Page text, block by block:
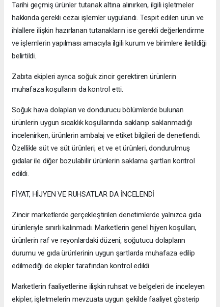
Tarihi geçmiş ürünler tutanak altına alınırken, ilgili işletmeler
hakkında gerekli cezai işlemler uygulandı. Tespit edilen ürün ve
ihlallere ilişkin hazırlanan tutanakların ise gerekli değerlendirme
ve işlemlerin yapılması amacıyla ilgili kurum ve birimlere iletildiği
belirtildi.
Zabıta ekipleri ayrıca soğuk zincir gerektiren ürünlerin
muhafaza koşullarını da kontrol etti.
Soğuk hava dolapları ve dondurucu bölümlerde bulunan
ürünlerin uygun sıcaklık koşullarında saklanıp saklanmadığı
incelenirken, ürünlerin ambalaj ve etiket bilgileri de denetlendi.
Özellikle süt ve süt ürünleri, et ve et ürünleri, dondurulmuş
gıdalar ile diğer bozulabilir ürünlerin saklama şartları kontrol
edildi.
FİYAT, HİJYEN VE RUHSATLAR DA İNCELENDİ
Zincir marketlerde gerçekleştirilen denetimlerde yalnızca gıda
ürünleriyle sınırlı kalınmadı. Marketlerin genel hijyen koşulları,
ürünlerin raf ve reyonlardaki düzeni, soğutucu dolapların
durumu ve gıda ürünlerinin uygun şartlarda muhafaza edilip
edilmediği de ekipler tarafından kontrol edildi.
Marketlerin faaliyetlerine ilişkin ruhsat ve belgeleri de inceleyen
ekipler, işletmelerin mevzuata uygun şekilde faaliyet gösterip